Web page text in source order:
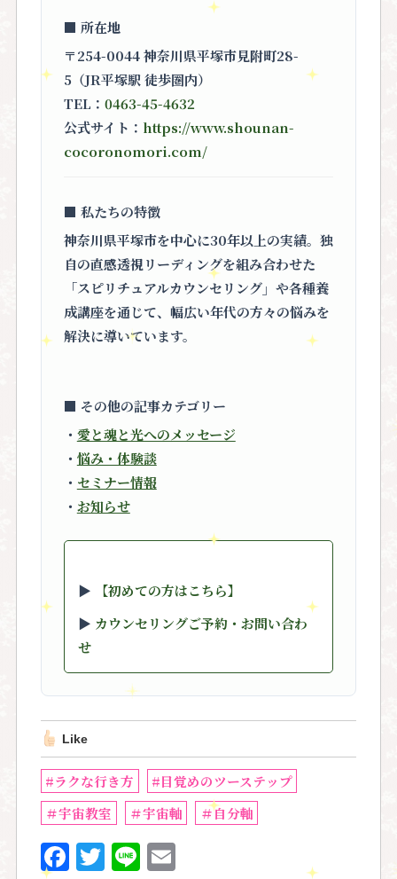
■ 所在地
〒254-0044 神奈川県平塚市見附町28-
5（JR平塚駅 徒歩圏内）
TEL： 0463-45-4632
公式サイト： https://www.shounan-
cocoronomori.com/
■ 私たちの特徴
神奈川県平塚市を中心に30年以上の実績。独
自の直感透視リーディングを組み合わせた
「スピリチュアルカウンセリング」 や各種養
成講座を通じて、幅広い年代の方々の悩みを
解決に導いています。
■ その他の記事カテゴリー
・ 愛と魂と光へのメッセージ
・ 悩み・体験談
・ セミナー情報
・ お知らせ
▶︎
【初めての方はこちら】
▶︎ カウンセリングご予約・お問い合わ
せ
Like
#ラクな行き方
#目覚めのツーステップ
＃宇宙教室
＃宇宙軸 ＃自分軸
F T LiE